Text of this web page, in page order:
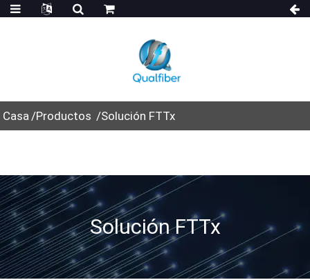
Casa Productos Solución FTTx
Solución FTTx